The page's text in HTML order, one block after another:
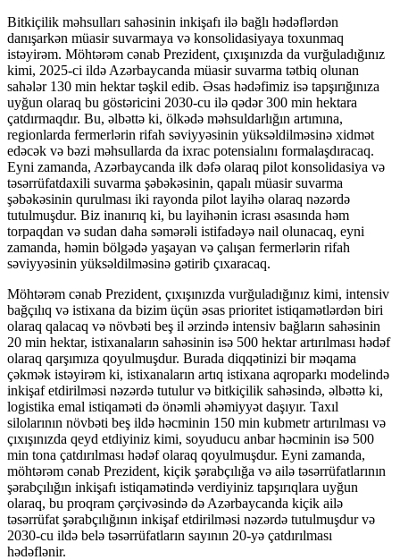
Bitkiçilik məhsulları sahəsinin inkişafı ilə bağlı hədəflərdən
danışarkən müasir suvarmaya və konsolidasiyaya toxunmaq
istəyirəm. Möhtərəm cənab Prezident, çıxışınızda da vurğuladığınız
kimi, 2025-ci ildə Azərbaycanda müasir suvarma tətbiq olunan
sahələr 130 min hektar təşkil edib. Əsas hədəfimiz isə tapşırığınıza
uyğun olaraq bu göstəricini 2030-cu ilə qədər 300 min hektara
çatdırmaqdır. Bu, əlbəttə ki, ölkədə məhsuldarlığın artımına,
regionlarda fermerlərin rifah səviyyəsinin yüksəldilməsinə xidmət
edəcək və bəzi məhsullarda da ixrac potensialını formalaşdıracaq.
Eyni zamanda, Azərbaycanda ilk dəfə olaraq pilot konsolidasiya və
təsərrüfatdaxili suvarma şəbəkəsinin, qapalı müasir suvarma
şəbəkəsinin qurulması iki rayonda pilot layihə olaraq nəzərdə
tutulmuşdur. Biz inanırıq ki, bu layihənin icrası əsasında həm
torpaqdan və sudan daha səmərəli istifadəyə nail olunacaq, eyni
zamanda, həmin bölgədə yaşayan və çalışan fermerlərin rifah
səviyyəsinin yüksəldilməsinə gətirib çıxaracaq.
Möhtərəm cənab Prezident, çıxışınızda vurğuladığınız kimi, intensiv
bağçılıq və istixana da bizim üçün əsas prioritet istiqamətlərdən biri
olaraq qalacaq və növbəti beş il ərzində intensiv bağların sahəsinin
20 min hektar, istixanaların sahəsinin isə 500 hektar artırılması hədəf
olaraq qarşımıza qoyulmuşdur. Burada diqqətinizi bir məqama
çəkmək istəyirəm ki, istixanaların artıq istixana aqroparkı modelində
inkişaf etdirilməsi nəzərdə tutulur və bitkiçilik sahəsində, əlbəttə ki,
logistika emal istiqaməti də önəmli əhəmiyyət daşıyır. Taxıl
silolarının növbəti beş ildə həcminin 150 min kubmetr artırılması və
çıxışınızda qeyd etdiyiniz kimi, soyuducu anbar həcminin isə 500
min tona çatdırılması hədəf olaraq qoyulmuşdur. Eyni zamanda,
möhtərəm cənab Prezident, kiçik şərabçılığa və ailə təsərrüfatlarının
şərabçılığın inkişafı istiqamətində verdiyiniz tapşırıqlara uyğun
olaraq, bu proqram çərçivəsində də Azərbaycanda kiçik ailə
təsərrüfat şərabçılığının inkişaf etdirilməsi nəzərdə tutulmuşdur və
2030-cu ildə belə təsərrüfatların sayının 20-yə çatdırılması
hədəflənir.